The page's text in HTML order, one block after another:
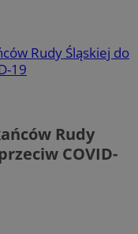
Rudy Śląskiej do
19
Rudy
COVID-